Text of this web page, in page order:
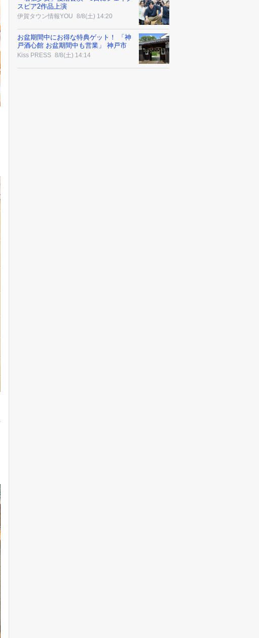
スピア2作品上演
伊賀タウン情報YOU 8/8(土) 14:20
お盆期間中にお得な特典ゲット！ 「神
戸酒心館 お盆期間中も営業」 神戸市
Kiss PRESS 8/8(土) 14:14